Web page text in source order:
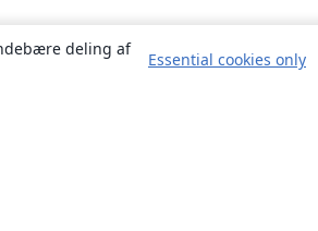
deling af
Essential cookies only